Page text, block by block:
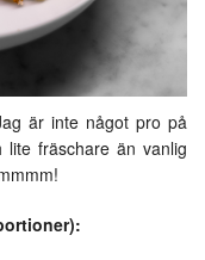
är inte något pro på
fräschare än vanlig